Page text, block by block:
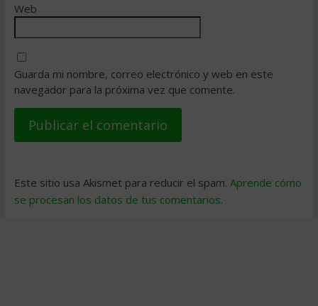
Web
Guarda mi nombre, correo electrónico y web en este
navegador para la próxima vez que comente.
Este sitio usa Akismet para reducir el spam. Aprende cómo
se procesan los datos de tus comentarios.